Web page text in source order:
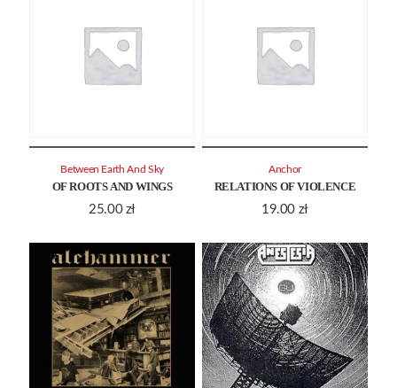
OF ROOTS AND WINGS
25.00 zł
Between Earth And Sky
RELATIONS OF VIOLENCE
19.00 zł
Anchor